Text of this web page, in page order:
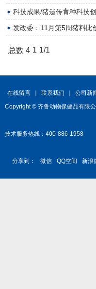
科技成果/猪遗传育种科技
发改委：11月第5周猪料比
总数 4 1 1/1
在线留言 联系我们
公司新
Copyright © 齐鲁动物保健品有限公
技术服务热线：400-886-1958
分享到： 微信 QQ空间 新浪